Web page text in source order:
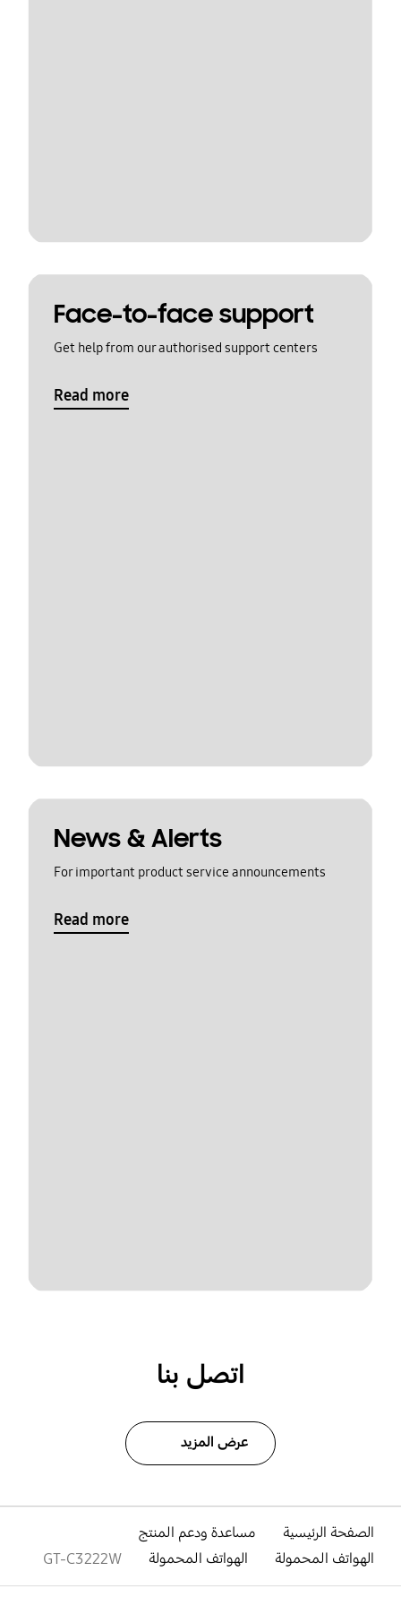
Face-to-face support
Get help from our authorised support centers
Read more
News & Alerts
For important product service announcements
Read more
اتصل بنا
عرض المزيد
الصفحة الرئيسية
مساعدة ودعم المنتج
الهواتف المحمولة
الهواتف المحمولة GT-C3222W